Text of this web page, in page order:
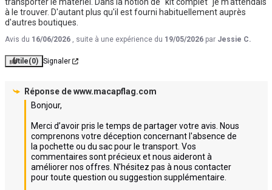
transporter le matériel. Dans la notion de "kit complet" je m'attendais
à le trouver. D'autant plus qu'il est fourni habituellement auprès
d'autres boutiques.
Avis du 16/06/2026 , suite à une expérience du 19/05/2026 par Jessie C.
Utile(0) Signaler
Réponse dewww.macapflag.com
Bonjour,
Merci d’avoir pris le temps de partager votre avis. Nous
comprenons votre déception concernant l'absence de
la pochette ou du sac pour le transport. Vos
commentaires sont précieux et nous aideront à
améliorer nos offres. N'hésitez pas à nous contacter
pour toute question ou suggestion supplémentaire.